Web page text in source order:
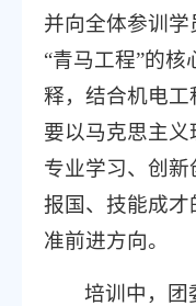
并向全体参训
“青马工程”的
释，结合机电
要以马克思主
专业学习、创
报国、技能成
准前进方向。
培训中，团